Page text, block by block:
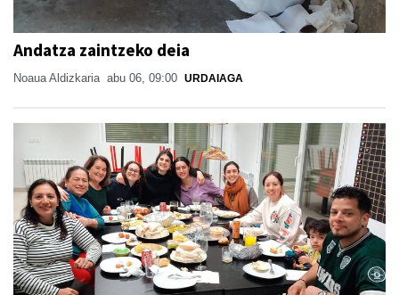
Andatza zaintzeko deia
Noaua Aldizkaria abu 06, 09:00 URDAIAGA